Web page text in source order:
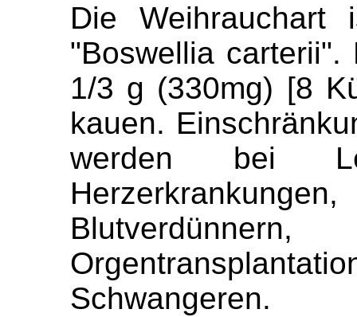
Die Weihrauchart
"Boswellia
1/3 g (330mg) [8
kauen.
werden bei
Schwangeren.